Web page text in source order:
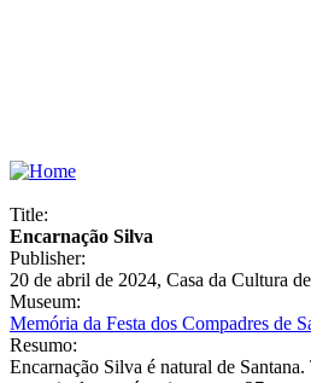
Title:
Encarnação Silva
Publisher:
20 de abril de 2024, Casa da Cultura
Museum:
Memória da Festa dos Compadres de
Resumo:
Encarnação Silva é natural de